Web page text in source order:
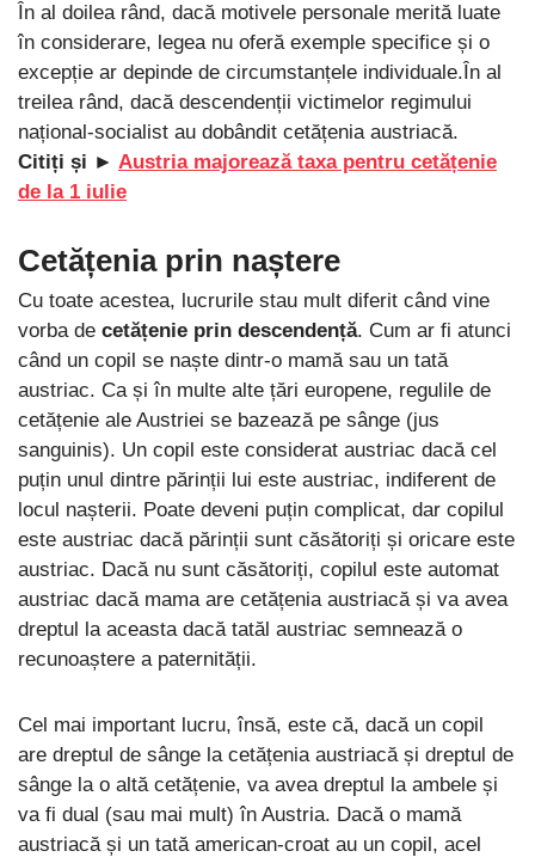
În al doilea rând, dacă motivele personale merită luate
în considerare, legea nu oferă exemple specifice și o
excepție ar depinde de circumstanțele individuale.În al
treilea rând, dacă descendenții victimelor regimului
național-socialist au dobândit cetățenia austriacă.
Citiți și ► Austria majorează taxa pentru cetățenie
de la 1 iulie
Cetățenia prin naștere
Cu toate acestea, lucrurile stau mult diferit când vine
vorba de cetățenie prin descendență. Cum ar fi atunci
când un copil se naște dintr-o mamă sau un tată
austriac. Ca și în multe alte țări europene, regulile de
cetățenie ale Austriei se bazează pe sânge (jus
sanguinis). Un copil este considerat austriac dacă cel
puțin unul dintre părinții lui este austriac, indiferent de
locul nașterii. Poate deveni puțin complicat, dar copilul
este austriac dacă părinții sunt căsătoriți și oricare este
austriac. Dacă nu sunt căsătoriți, copilul este automat
austriac dacă mama are cetățenia austriacă și va avea
dreptul la aceasta dacă tatăl austriac semnează o
recunoaștere a paternității.
Cel mai important lucru, însă, este că, dacă un copil
are dreptul de sânge la cetățenia austriacă și dreptul de
sânge la o altă cetățenie, va avea dreptul la ambele și
va fi dual (sau mai mult) în Austria. Dacă o mamă
austriacă și un tată american-croat au un copil, acel